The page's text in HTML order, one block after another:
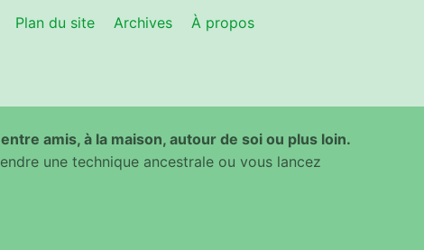
Plan du site Archives À propos
amis, à la maison, autour de soi ou plus loin.
une technique ancestrale ou vous lancez